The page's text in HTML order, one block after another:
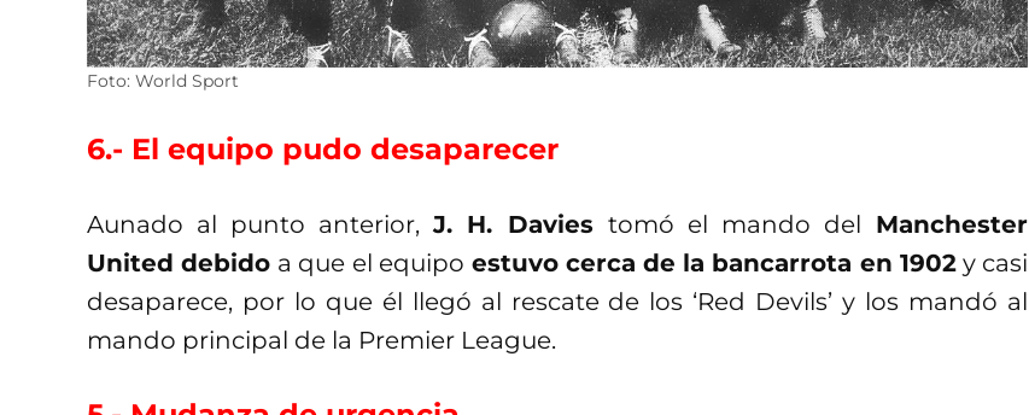
Foto: World Sport
6.- El equipo pudo desaparecer
Aunado al punto anterior,J. H. Davies tomó el mando del Manchester
United debido a que el equipo estuvo cerca de la bancarrota en 1902y casi
desaparece, por lo que él llegó al rescate de los ‘Red Devils’ y los mandó al
mando principal de la Premier League.